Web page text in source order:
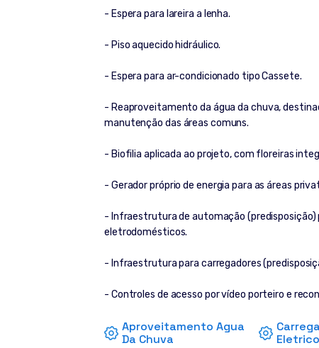
- Espera para lareira a lenha.
- Piso aquecido hidráulico.
- Espera para ar-condicionado tipo Cassete.
- Reaproveitamento da água da chuva,
manutenção das áreas comuns.
- Biofilia aplicada ao projeto, com floreiras
- Gerador próprio de energia para as áreas
- Infraestrutura de automação
eletrodomésticos.
- Infraestrutura para carregadores
- Controles de acesso por vídeo porteiro e
Aproveitamento Agua
Da Chuva
Eletrico